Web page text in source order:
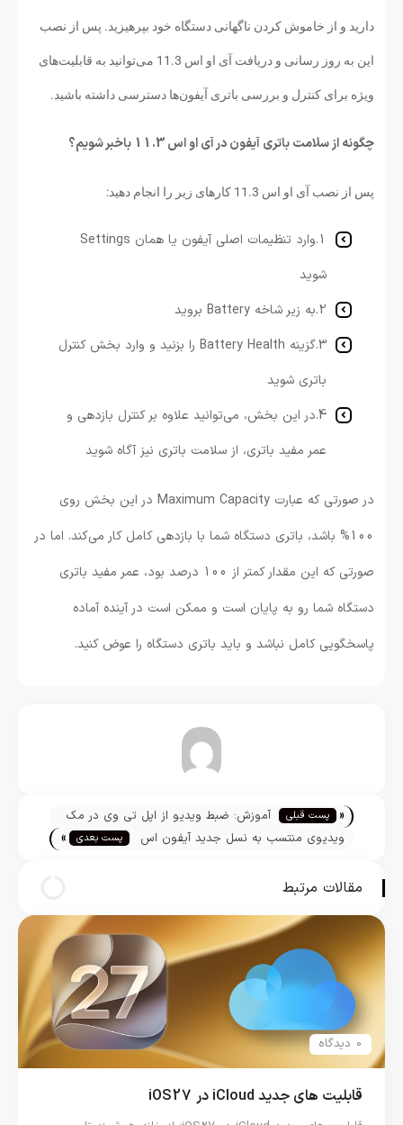
دارید و از خاموش کردن ناگهانی دستگاه خود بپرهیزید. پس از نصب
این به روز رسانی و دریافت آی او اس 11.3 می‌توانید به قابلیت‌های
ویژه برای کنترل و بررسی باتری آیفون‌ها دسترسی داشته باشید.
چگونه از سلامت باتری آیفون در آی او اس 11.3 باخبر شویم؟
پس از نصب آی او اس 11.3 کارهای زیر را انجام دهید:
1.وارد تنظیمات اصلی آیفون یا همان Settings
شوید
2.به زیر شاخه Battery بروید
3.گزینه Battery Health را بزنید و وارد بخش کنترل
باتری شوید
4.در این بخش، می‌توانید علاوه بر کنترل بازدهی و
عمر مفید باتری، از سلامت باتری نیز آگاه شوید
در صورتی که عبارت Maximum Capacity در این بخش روی
100% باشد، باتری دستگاه شما با بازدهی کامل کار می‌کند. اما در
صورتی که این مقدار کمتر از 100 درصد بود، عمر مفید باتری
دستگاه شما رو به پایان است و ممکن است در آینده آماده
پاسخگویی کامل نباشد و باید باتری دستگاه را عوض کنید.
تیم تحریریه « پست قبلی
آموزش: ضبط ویدیو از اپل تی وی در مک
ویدیوی منتسب به نسل جدید آیفون اس
پست بعدی »
مقالات مرتبط
0 دیدگاه
قابلیت های جدید iCloud در iOS27